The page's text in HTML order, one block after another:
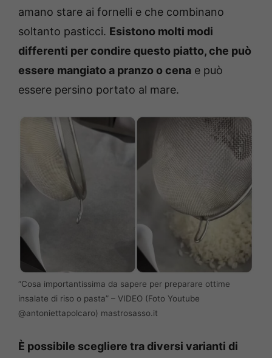
amano stare ai fornelli e che combinano
soltanto pasticci. Esistono molti modi
differenti per condire questo piatto, che può
essere mangiato a pranzo o cena e può
essere persino portato al mare.
“Cosa importantissima da sapere per preparare ottime
insalate di riso o pasta” – VIDEO (Foto Youtube
@antoniettapolcaro) mastrosasso.it
È possibile scegliere tra diversi varianti di